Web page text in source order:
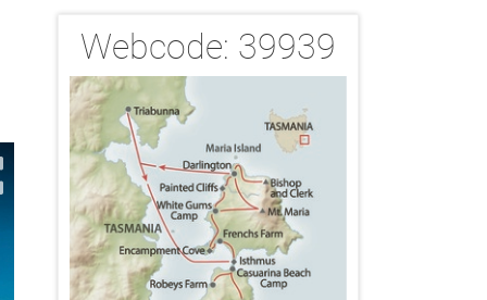
Webcode: 39939
2/10